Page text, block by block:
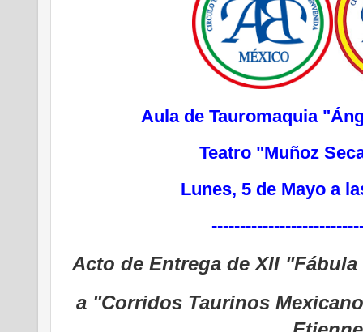
Aula de Tauromaquia
Teatro "Muñoz
Lunes, 5 de Mayo a
Acto de Entrega de XII
a "Corridos Taurinos